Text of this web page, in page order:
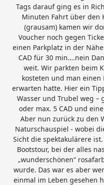
Tags darauf ging es in
Minuten Fahrt über den
(grausam) kamen wir
Voucher noch gegen
einen Parkplatz in der
CAD für 30 min….nein
weit. Wir parkten beim
kosteten und man einen
erwarten hatte. Hier ein
Wasser und Trubel weg –
oder max. 5 CAD und
Aber nun zurück zu den
Naturschauspiel - wobei
Sicht die spektakulärere
Bootstour, bei der alles
„wunderschönen“
wurde. Das war es aber
einmal im Leben gesehen